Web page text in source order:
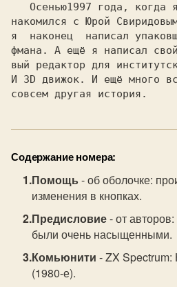
   Осенью
накомился с Юрой
я  наконец  написал
фмана. А ещё я написал
вый редактор для
И 3D движок. И ещё много
совсем другая история.
Содержание номера:
Помощь - об оболочке:
изменения в кнопках.
Предисловие- от
были очень насыщенными.
Комьюнити - ZX Spectrum:
(1980-е).